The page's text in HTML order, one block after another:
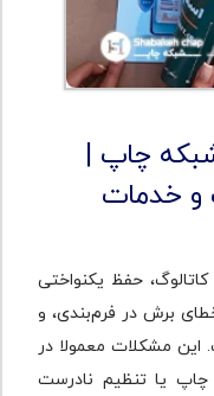
چاپ |
و خدمات
حفظ یکنواختی
برش در فرم‌بندی، و
این مشکلات معمولا در
چاپ یا تنظیم نادرست